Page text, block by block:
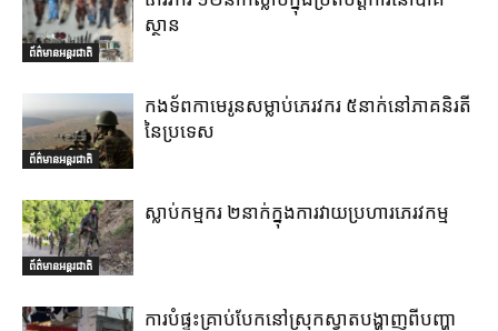
ព័ត៌មានអន្តរជាតិ
ស្ថាន
ព័ត៌មានអន្តរជាតិ
កងទ័ពកាមេរូនសម្លាប់ភេរវករ ៥នាក់នៅភាគនិរតី
នៃប្រទេស
ព័ត៌មានអន្តរជាតិ
ស្លាប់កម្មករ ២នាក់ក្នុងការវាយប្រហារភេរវកម្ម
ការបំផ្ទុះគ្រាប់បែកនៅស្រុកស្វាតបង្ហាញពីបញ្ហា